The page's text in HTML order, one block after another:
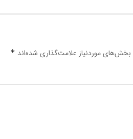
بخش‌های موردنیاز علامت‌گذاری شده‌اند *